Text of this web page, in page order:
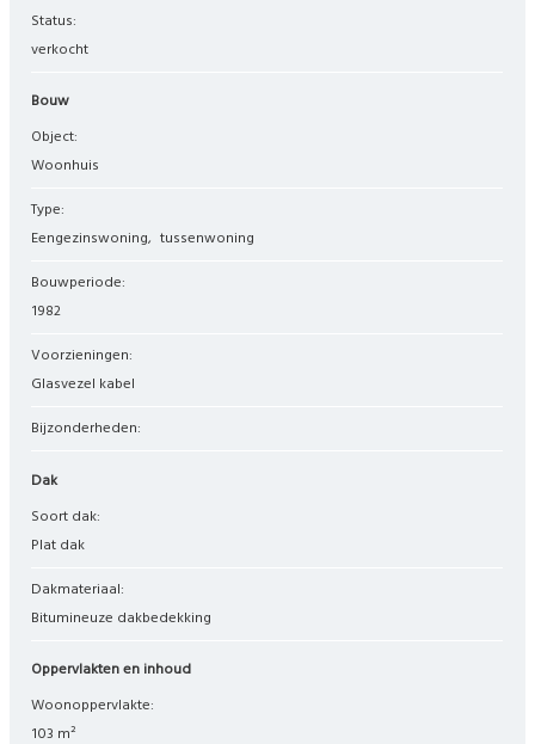
Status:
verkocht
Bouw
Object:
woonhuis
Type:
eengezinswoning tussenwoning
Bouwperiode:
1982
Voorzieningen:
Glasvezel kabel
Bijzonderheden:
Dak
Soort dak:
Plat dak
Dakmateriaal:
Bitumineuze dakbedekking
Oppervlakten en inhoud
Woonoppervlakte:
103 m²